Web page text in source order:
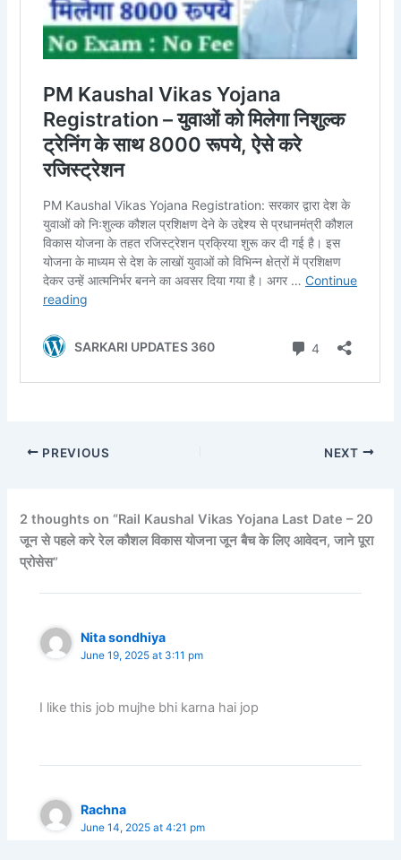
PREVIOUS NEXT
2 thoughts on “Rail Kaushal Vikas Yojana Last Date – 20
जून से पहले करे रेल कौशल विकास योजना जून बैच के लिए आवेदन, जाने पूरा
प्रोसेस”
Nita sondhiya
June 19, 2025 at 3:11 pm
I like this job mujhe bhi karna hai jop
Rachna
June 14, 2025 at 4:21 pm